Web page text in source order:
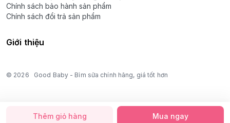
Thêm giỏ hàng Mua ngay
Chính sách bảo hành sản phẩm
Chính sách đổi trả sản phẩm
Giới thiệu
© 2026 Good Baby - Bỉm sữa chính hãng, giá tốt hơn